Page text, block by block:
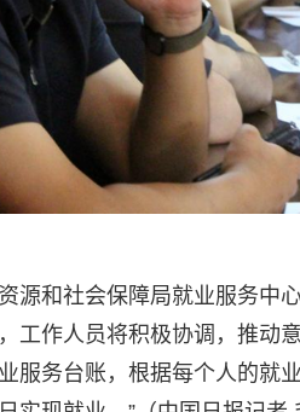
源和社会保障局就业服务中
工作人员将积极协调，推动
服务台账，根据每个人的就